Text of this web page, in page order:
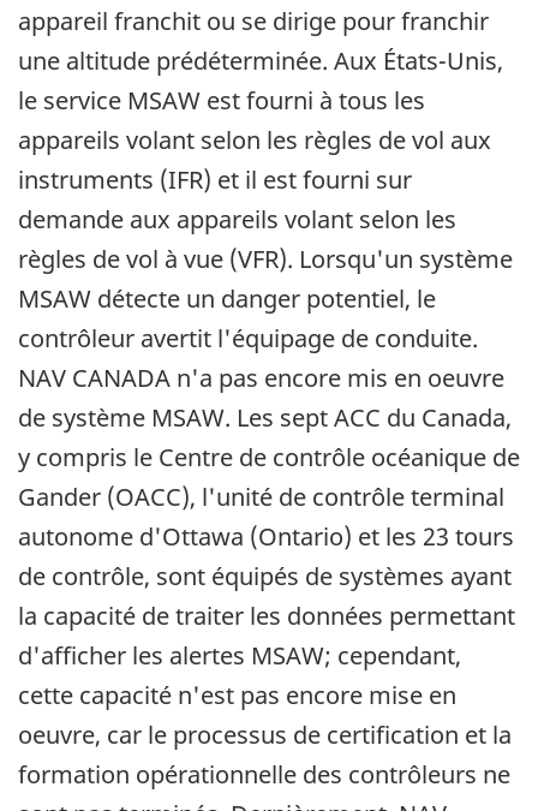
appareil franchit ou se dirige pour franchir
une altitude prédéterminée. Aux États-Unis,
le service MSAW est fourni à tous les
appareils volant selon les règles de vol aux
instruments (IFR) et il est fourni sur
demande aux appareils volant selon les
règles de vol à vue (VFR). Lorsqu'un système
MSAW détecte un danger potentiel, le
contrôleur avertit l'équipage de conduite.
NAV CANADA n'a pas encore mis en oeuvre
de système MSAW. Les sept ACC du Canada,
y compris le Centre de contrôle océanique de
Gander (OACC), l'unité de contrôle terminal
autonome d'Ottawa (Ontario) et les 23 tours
de contrôle, sont équipés de systèmes ayant
la capacité de traiter les données permettant
d'afficher les alertes MSAW; cependant,
cette capacité n'est pas encore mise en
oeuvre, car le processus de certification et la
formation opérationnelle des contrôleurs ne